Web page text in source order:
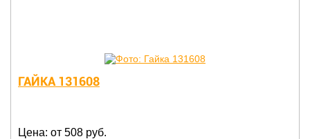
ГАЙКА 131608
Цена: от 508 руб.